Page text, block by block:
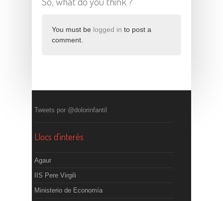
You must be logged in to post a
comment.
Tweets por @dolorinfantil
Llocs d'interès
Agaur
IIS Pere Virgili
Ministerio de Economía